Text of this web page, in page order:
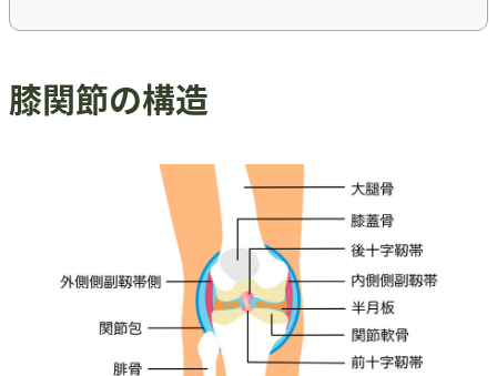
膝関節の構造